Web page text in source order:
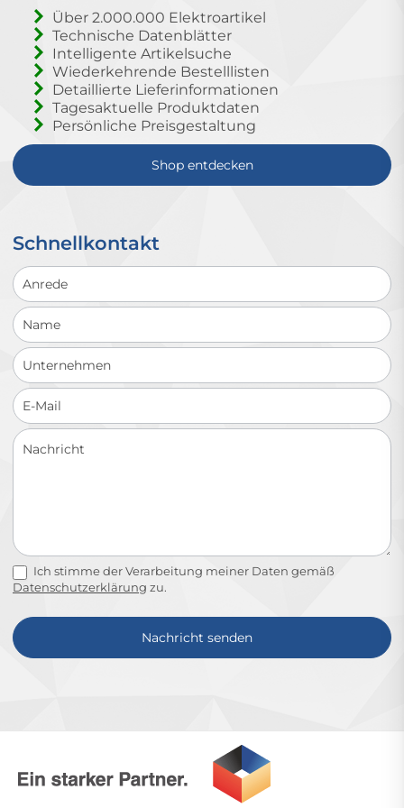
Über 2.000.000 Elektroartikel
Technische Datenblätter
Intelligente Artikelsuche
Wiederkehrende Bestelllisten
Detaillierte Lieferinformationen
Tagesaktuelle Produktdaten
Persönliche Preisgestaltung
Shop entdecken
Schnellkontakt
Schnellkontakt
Ich stimme der Verarbeitung meiner Daten gemäß
Datenschutzerklärung zu.
Nachricht senden